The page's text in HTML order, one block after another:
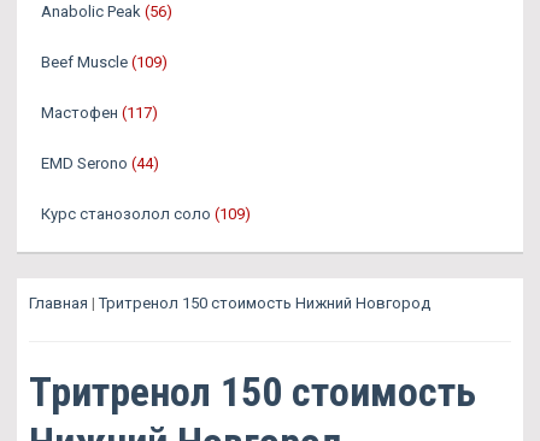
Anabolic Peak (56)
Beef Muscle (109)
Мастофен (117)
EMD Serono (44)
Курс станозолол соло (109)
Главная |Тритренол 150 стоимость Нижний Новгород
Тритренол 150 стоимость